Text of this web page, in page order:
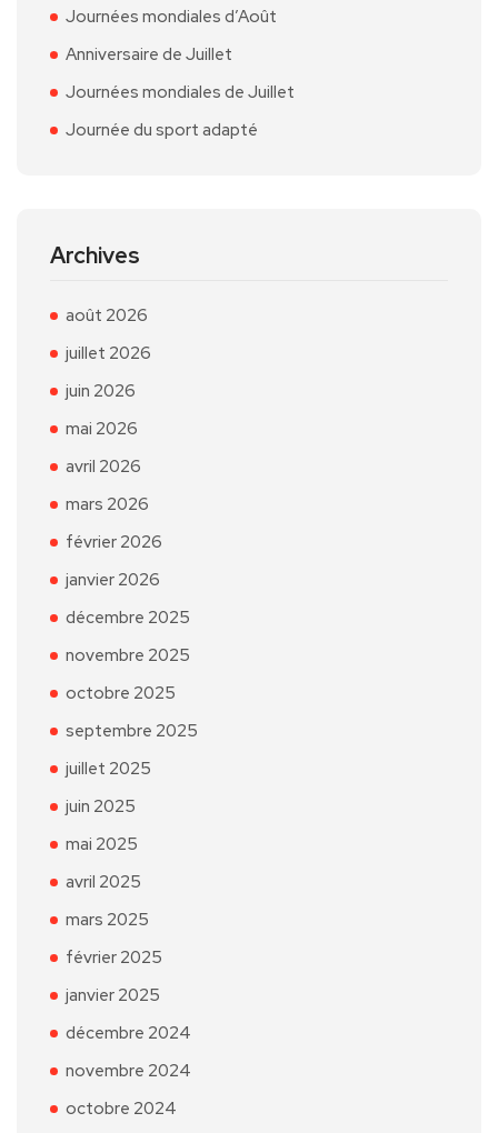
Journées mondiales d’Août
Anniversaire de Juillet
Journées mondiales de Juillet
Journée du sport adapté
Archives
août 2026
juillet 2026
juin 2026
mai 2026
avril 2026
mars 2026
février 2026
janvier 2026
décembre 2025
novembre 2025
octobre 2025
septembre 2025
juillet 2025
juin 2025
mai 2025
avril 2025
mars 2025
février 2025
janvier 2025
décembre 2024
novembre 2024
octobre 2024